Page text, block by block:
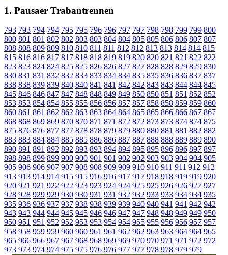
1. Pausaer Trabantrennen
793 793 794 794 795 795 796 796 797 797 798 798 799 799 800
800 801 801 802 802 803 803 804 804 805 805 806 806 807 807
808 808 809 809 810 810 811 811 812 812 813 813 814 814 815
815 816 816 817 817 818 818 819 819 820 820 821 821 822 822
823 823 824 824 825 825 826 826 827 827 828 828 829 829 830
830 831 831 832 832 833 833 834 834 835 835 836 836 837 837
838 838 839 839 840 840 841 841 842 842 843 843 844 844 845
845 846 846 847 847 848 848 849 849 850 850 851 851 852 852
853 853 854 854 855 855 856 856 857 857 858 858 859 859 860
860 861 861 862 862 863 863 864 864 865 865 866 866 867 867
868 868 869 869 870 870 871 871 872 872 873 873 874 874 875
875 876 876 877 877 878 878 879 879 880 880 881 881 882 882
883 883 884 884 885 885 886 886 887 887 888 888 889 889 890
890 891 891 892 892 893 893 894 894 895 895 896 896 897 897
898 898 899 899 900 900 901 901 902 902 903 903 904 904 905
905 906 906 907 907 908 908 909 909 910 910 911 911 912 912
913 913 914 914 915 915 916 916 917 917 918 918 919 919 920
920 921 921 922 922 923 923 924 924 925 925 926 926 927 927
928 928 929 929 930 930 931 931 932 932 933 933 934 934 935
935 936 936 937 937 938 938 939 939 940 940 941 941 942 942
943 943 944 944 945 945 946 946 947 947 948 948 949 949 950
950 951 951 952 952 953 953 954 954 955 955 956 956 957 957
958 958 959 959 960 960 961 961 962 962 963 963 964 964 965
965 966 966 967 967 968 968 969 969 970 970 971 971 972 972
973 973 974 974 975 975 976 976 977 977 978 978 979 979